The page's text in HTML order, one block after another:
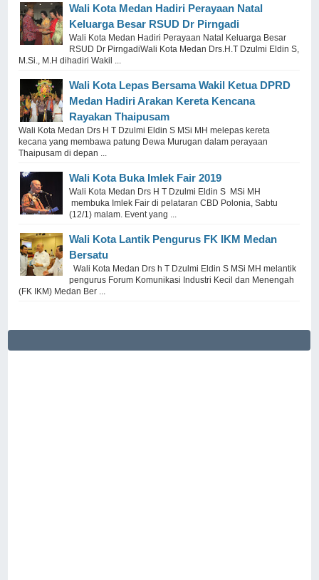
Wali Kota Medan Hadiri Perayaan Natal
Keluarga Besar RSUD Dr Pirngadi
Wali Kota Medan Hadiri Perayaan Natal Keluarga Besar
RSUD Dr PirngadiWali Kota Medan Drs.H.T Dzulmi Eldin S,
M.Si., M.H dihadiri Wakil ...
Wali Kota Lepas Bersama Wakil Ketua DPRD
Medan Hadiri Arakan Kereta Kencana
Rayakan Thaipusam
Wali Kota Medan Drs H T Dzulmi Eldin S MSi MH melepas kereta
kecana yang membawa patung Dewa Murugan dalam perayaan
Thaipusam di depan ...
Wali Kota Buka Imlek Fair 2019
Wali Kota Medan Drs H T Dzulmi Eldin S MSi MH
membuka Imlek Fair di pelataran CBD Polonia, Sabtu
(12/1) malam. Event yang ...
Wali Kota Lantik Pengurus FK IKM Medan
Bersatu
Wali Kota Medan Drs h T Dzulmi Eldin S MSi MH melantik
pengurus Forum Komunikasi Industri Kecil dan Menengah
(FK IKM) Medan Ber ...